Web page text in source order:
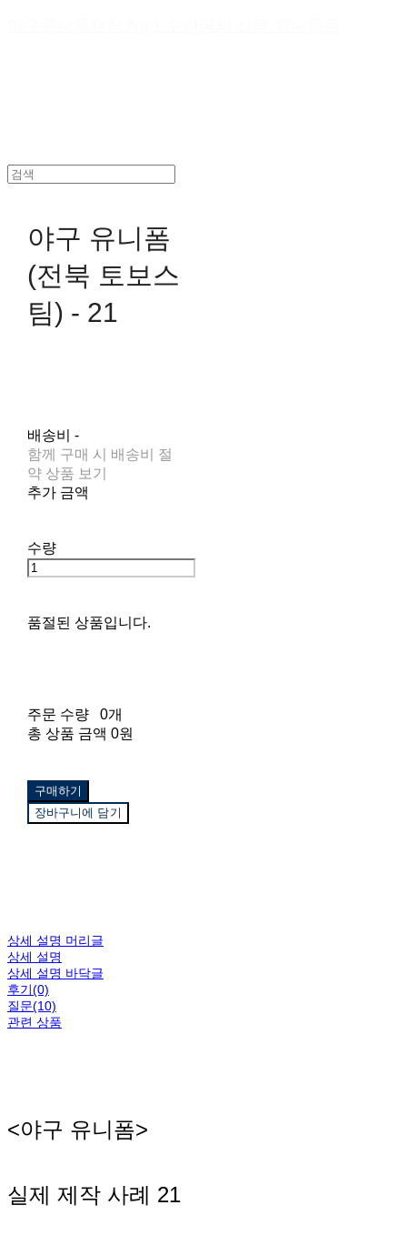
야구 유니폼
(전북 토보스
팀) - 21
배송비 -
함께 구매 시 배송비 절
약 상품 보기
추가 금액
수량
품절된 상품입니다.
주문 수량
0개
총 상품 금액 0원
구매하기
장바구니에 담기
상세 설명 머리글
상세 설명
상세 설명 바닥글
후기(0)
질문(10)
관련 상품
<야구 유니폼>
실제 제작 사례 21